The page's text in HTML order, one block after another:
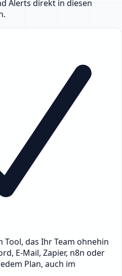
Alerts direkt in diesen
das Ihr Team ohnehin
E-Mail, Zapier, n8n oder
Plan, auch im